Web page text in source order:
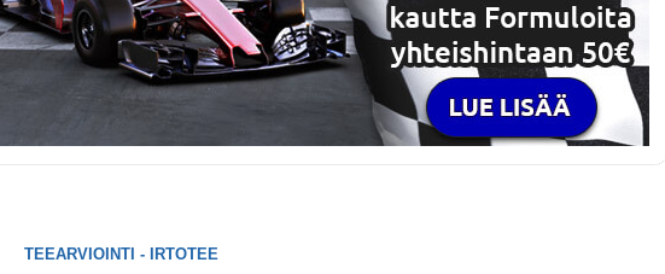
TEEARVIOINTI - IRTOTEE